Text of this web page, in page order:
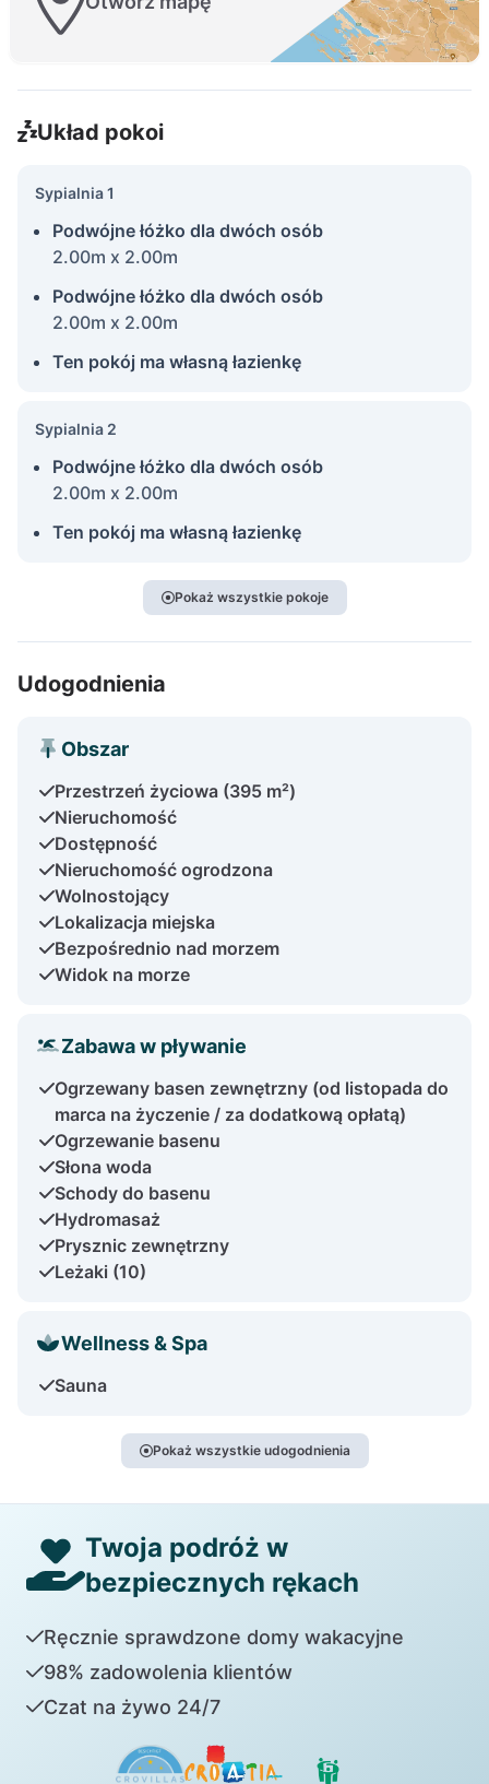
Układ pokoi
Sypialnia 1
Podwójne łóżko dla dwóch osób
2.00m x 2.00m
Podwójne łóżko dla dwóch osób
2.00m x 2.00m
Ten pokój ma własną łazienkę
Sypialnia 2
Podwójne łóżko dla dwóch osób
2.00m x 2.00m
Ten pokój ma własną łazienkę
Pokaż wszystkie pokoje
Udogodnienia
Obszar
Przestrzeń życiowa (395 m²)
Nieruchomość
Dostępność
Nieruchomość ogrodzona
Wolnostojący
Lokalizacja miejska
Bezpośrednio nad morzem
Widok na morze
Zabawa w pływanie
Ogrzewany basen zewnętrzny (od listopada do
marca na życzenie / za dodatkową opłatą)
Ogrzewanie basenu
Słona woda
Schody do basenu
Hydromasaż
Prysznic zewnętrzny
Leżaki (10)
Wellness & Spa
Sauna
Pokaż wszystkie udogodnienia
Twoja podróż w
bezpiecznych rękach
Ręcznie sprawdzone domy wakacyjne
98% zadowolenia klientów
Czat na żywo 24/7